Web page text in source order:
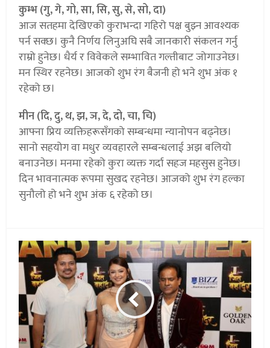
कुम्भ (गु, गे, गो, सा, सि, सु, से, सो, दा)
आज सतहमा देखिएको कुराभन्दा गहिरो पक्ष बुझ्न आवश्यक
पर्न सक्छ। कुनै निर्णय लिनुअघि सबै जानकारी संकलन गर्नु
राम्रो हुनेछ। धैर्य र विवेकले सम्भावित गल्तीबाट जोगाउनेछ।
मन स्थिर रहनेछ। आजको शुभ रंग बैजनी हो भने शुभ अंक १
रहेको छ।
मीन (दि, दु, थ, झ, ञ, दे, दो, चा, चि)
आफ्ना प्रिय व्यक्तिहरूसँगको सम्बन्धमा न्यानोपन बढ्नेछ।
सानो सहयोग वा मधुर व्यवहारले सम्बन्धलाई अझ बलियो
बनाउनेछ। मनमा रहेको कुरा व्यक्त गर्दा सहज महसुस हुनेछ।
दिन भावनात्मक रूपमा सुखद रहनेछ। आजको शुभ रंग हल्का
सुनौलो हो भने शुभ अंक ६ रहेको छ।